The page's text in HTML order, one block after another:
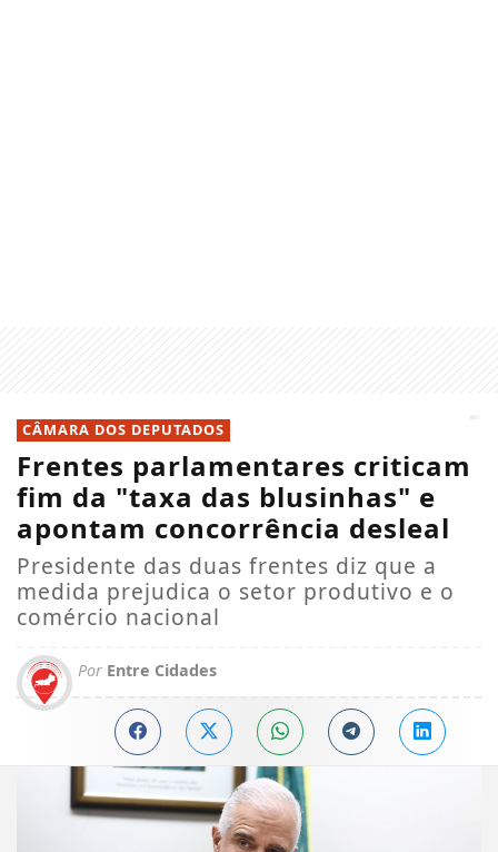
CÂMARA DOS DEPUTADOS
Frentes parlamentares criticam
fim da "taxa das blusinhas" e
apontam concorrência desleal
Presidente das duas frentes diz que a
medida prejudica o setor produtivo e o
comércio nacional
Por Entre Cidades